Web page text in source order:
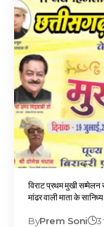
विराट प्रथम मुखी सम्मेलन
मांढर वाली माता के
ByPrem Soni 3